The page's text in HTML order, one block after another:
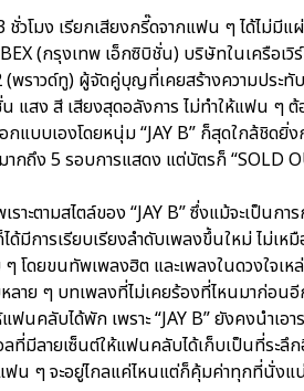
ชั่วโมง เรียกเสียงกรี๊ดจากแฟน ๆ ได้ไม่
BEX (กรุงเทพ เอ็กซิบิชั่น) บริษัทในเครือเ
(พราวด์ทู) ผู้จัดคู่บุญที่เคยสร้างความประ
น แสง สี เสียงสุดอลังการ ไม่ทำให้แฟน
แบบเองโดยหนุ่ม “JAY B” ก็สุดใกล้ชิดยิ่ง
ากถึง 5 รอบการแสดง แต่บัตรก็ “SOLD
าะตามสไตล์ของ “JAY B” ซึ่งแม้จะเป็นกา
ด้มีการเรียบเรียงลำดับเพลงขึ้นใหม่ ไม่เ
โดยขนทัพเพลงฮิต และเพลงในดวงใจ
าย ๆ บทเพลงที่ไม่เคยร้องที่ไหนมาก่อน
ฟนคลับได้พัก เพราะ “JAY B” ยังคงนำเ
ที่มีลายเซ็นต์ให้แฟนคลับได้เก็บเป็นที่ระ
ฟน ๆ จะอยู่ไกลแค่ไหนแต่ก็คุ้มค่าทุกที่นั่ง